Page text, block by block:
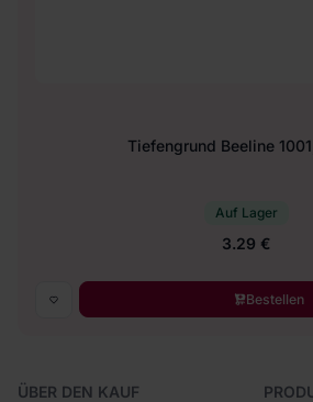
Tiefengrund Beeline
Auf Lager
3.29 €
Bestellen
ÜBER DEN KAUF